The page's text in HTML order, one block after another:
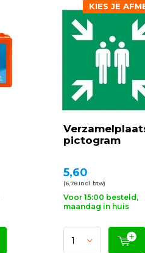
pictogram
KIES JE
5,60
(6,78 Incl. btw)
Voor 15:00 besteld,
maandag in huis